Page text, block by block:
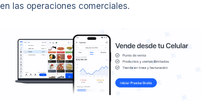
en las operaciones comerciales.